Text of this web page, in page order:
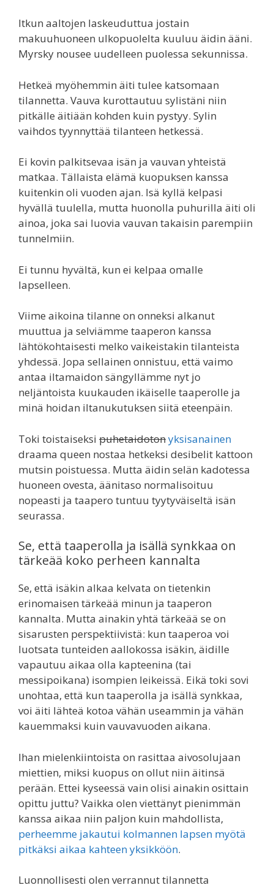
Itkun aaltojen laskeuduttua jostain
makuuhuoneen ulkopuolelta kuuluu äidin ääni.
Myrsky nousee uudelleen puolessa sekunnissa.
Hetkeä myöhemmin äiti tulee katsomaan
tilannetta. Vauva kurottautuu sylistäni niin
pitkälle äitiään kohden kuin pystyy. Sylin
vaihdos tyynnyttää tilanteen hetkessä.
Ei kovin palkitsevaa isän ja vauvan yhteistä
matkaa. Tällaista elämä kuopuksen kanssa
kuitenkin oli vuoden ajan. Isä kyllä kelpasi
hyvällä tuulella, mutta huonolla puhurilla äiti oli
ainoa, joka sai luovia vauvan takaisin parempiin
tunnelmiin.
Ei tunnu hyvältä, kun ei kelpaa omalle
lapselleen.
Viime aikoina tilanne on onneksi alkanut
muuttua ja selviämme taaperon kanssa
lähtökohtaisesti melko vaikeistakin tilanteista
yhdessä. Jopa sellainen onnistuu, että vaimo
antaa iltamaidon sängyllämme nyt jo
neljäntoista kuukauden ikäiselle taaperolle ja
minä hoidan iltanukutuksen siitä eteenpäin.
Toki toistaiseksi puhetaidotonyksisanainen
draama queen nostaa hetkeksi desibelit kattoon
mutsin poistuessa. Mutta äidin selän kadotessa
huoneen ovesta, äänitaso normalisoituu
nopeasti ja taapero tuntuu tyytyväiseltä isän
seurassa.
Se, että taaperolla ja isällä synkkaa on
tärkeää koko perheen kannalta
Se, että isäkin alkaa kelvata on tietenkin
erinomaisen tärkeää minun ja taaperon
kannalta. Mutta ainakin yhtä tärkeää se on
sisarusten perspektiivistä: kun taaperoa voi
luotsata tunteiden aallokossa isäkin, äidille
vapautuu aikaa olla kapteenina (tai
messipoikana) isompien leikeissä. Eikä toki sovi
unohtaa, että kun taaperolla ja isällä synkkaa,
voi äiti lähteä kotoa vähän useammin ja vähän
kauemmaksi kuin vauvavuoden aikana.
Ihan mielenkiintoista on rasittaa aivosolujaan
miettien, miksi kuopus on ollut niin äitinsä
perään. Ettei kyseessä vain olisi ainakin osittain
opittu juttu? Vaikka olen viettänyt pienimmän
kanssa aikaa niin paljon kuin mahdollista,
perheemme jakautui kolmannen lapsen myötä
pitkäksi aikaa kahteen yksikköön.
Luonnollisesti olen verrannut tilannetta